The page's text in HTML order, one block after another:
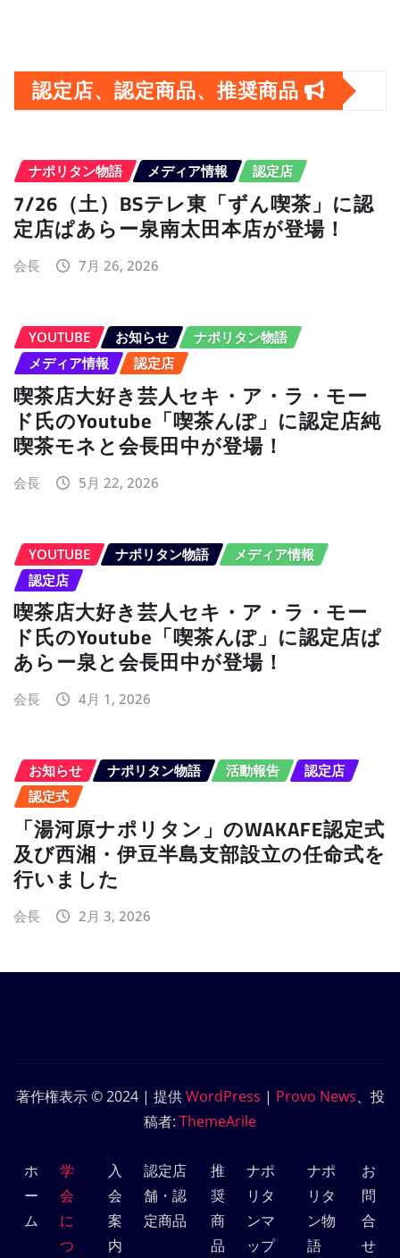
認定店、認定商品、推奨商品
ナポリタン物語 メディア情報 認定店
7/26（土）BSテレ東「ずん喫茶」に認
定店ぱあらー泉南太田本店が登場！
会長 7月 26, 2026
YOUTUBE お知らせ
ナポリタン物語
メディア情報
認定店
喫茶店大好き芸人セキ・ア・ラ・モー
ド氏のYoutube「喫茶んぽ」に認定店純
喫茶モネと会長田中が登場！
会長 5月 22, 2026
YOUTUBE ナポリタン物語
メディア情報
認定店
喫茶店大好き芸人セキ・ア・ラ・モー
ド氏のYoutube「喫茶んぽ」に認定店ぱ
あらー泉と会長田中が登場！
会長 4月 1, 2026
お知らせ ナポリタン物語 活動報告
認定店
認定式
「湯河原ナポリタン」のWAKAFE認定式
及び西湘・伊豆半島支部設立の任命式を
行いました
会長 2月 3, 2026
著作権表示 © 2024 | 提供WordPress | Provo News、投
稿者: ThemeArile
ホ
ー
ム
学
会
に
つ
入
会
案
内
認定店
舗・認
定商品
推
奨
商
品
ナポ
リタ
ンマ
ップ
ナポ
リタ
ン物
語
お
問
合
せ